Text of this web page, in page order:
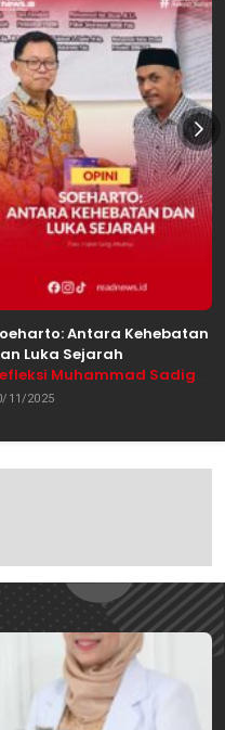
Antara Kehebatan
Luka Sejarah
Muhammad Sadig
Akademisi UIN
Gerakan
11/2025